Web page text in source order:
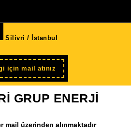
Silivri / İstanbul
için mail atınız Şimdi
kayıt
GRUP ENERJİ
mail üzerinden alınmaktadır